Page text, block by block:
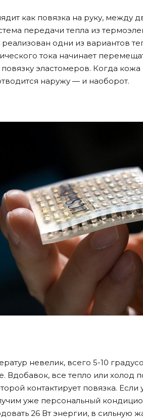
как повязка на руку, между
передачи тепла из
реализован одни из вариантов
тока начинает
эластомеров. Когда
наружу — и наоборот.
невелик, всего 5-10
Вдобавок, все тепло или холод
контактирует повязка.
уже персональный
26 Вт энергии, в сильную